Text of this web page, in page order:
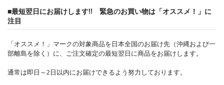
■最短翌日にお届けします!! 緊急のお買い物は「オススメ！」に
注目
「オススメ！」マークの対象商品を日本全国のお届け先（沖縄および一
部離島を除く）に、ご注文確定の最短翌日に商品をお届けします。
通常は即日～2日以内にお届けできるよう努力しております。